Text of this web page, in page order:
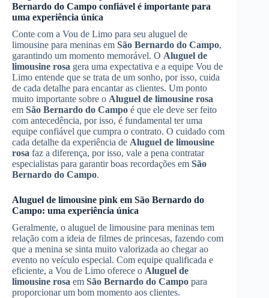
Bernardo do Campo confiável é importante para
uma experiência única
Conte com a Vou de Limo para seu aluguel de
limousine para meninas em São Bernardo do Campo,
garantindo um momento memorável. O Aluguel de
limousine rosa gera uma expectativa e a equipe Vou de
Limo entende que se trata de um sonho, por isso, cuida
de cada detalhe para encantar as clientes. Um ponto
muito importante sobre o Aluguel de limousine rosa
em São Bernardo do Campo é que ele deve ser feito
com antecedência, por isso, é fundamental ter uma
equipe confiável que cumpra o contrato. O cuidado com
cada detalhe da experiência de Aluguel de limousine
rosa faz a diferença, por isso, vale a pena contratar
especialistas para garantir boas recordações em São
Bernardo do Campo.
Aluguel de limousine pink em São Bernardo do
Campo: uma experiência única
Geralmente, o aluguel de limousine para meninas tem
relação com a ideia de filmes de princesas, fazendo com
que a menina se sinta muito valorizada ao chegar ao
evento no veículo especial. Com equipe qualificada e
eficiente, a Vou de Limo oferece o Aluguel de
limousine rosa em São Bernardo do Campo para
proporcionar um bom momento aos clientes.